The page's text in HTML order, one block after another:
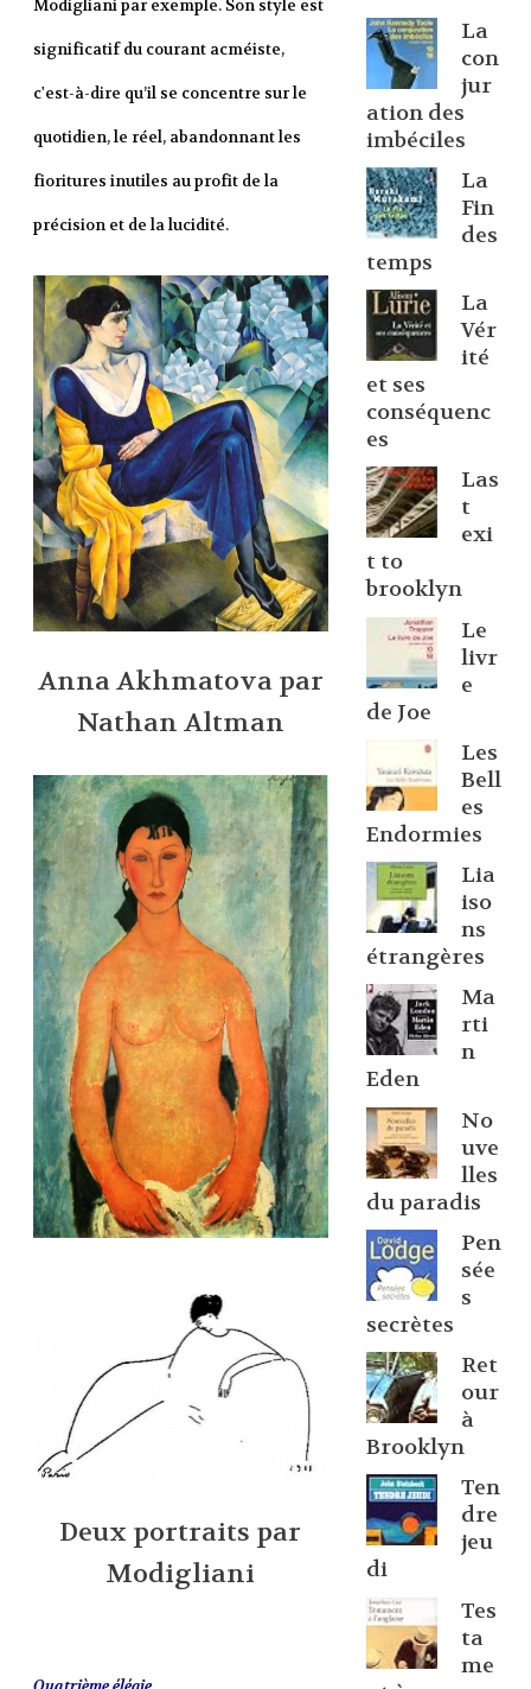
Modigliani par exemple. Son style est
significatif du courant acméiste,
c'est-à-dire qu’il se concentre sur le
quotidien, le réel, abandonnant les
fioritures inutiles au profit de la
précision et de la lucidité.
Anna Akhmatova par
Nathan Altman
Deux portraits par
Modigliani
La
con
jur
ation des
imbéciles
La
Fin
des
temps
La
Vér
ité
et ses
conséquenc
es
Las
t
exi
t to
brooklyn
Le
livr
e
de Joe
Les
Bell
es
Endormies
Lia
iso
ns
étrangères
Ma
rti
n
Eden
No
uve
lles
du paradis
Pen
sée
s
secrètes
Ret
our
à
Brooklyn
Ten
dre
jeu
di
Tes
ta
me